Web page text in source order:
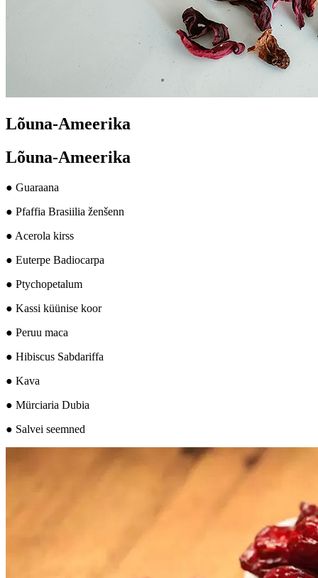
Lõuna-Ameerika
Lõuna-Ameerika
● Guaraana
● Pfaffia Brasiilia ženšenn
● Acerola kirss
● Euterpe Badiocarpa
● Ptychopetalum
● Kassi küünise koor
● Peruu maca
● Hibiscus Sabdariffa
● Kava
● Mürciaria Dubia
● Salvei seemned